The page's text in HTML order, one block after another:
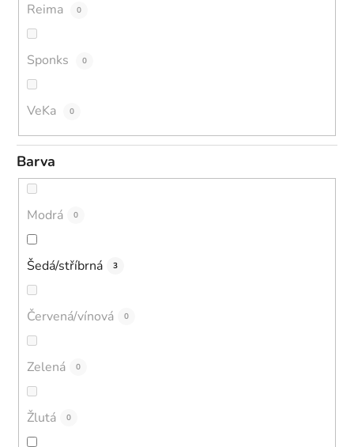
Reima 0
Sponks 0
VeKa 0
Barva
Modrá 0
Šedá/stříbrná 3
Červená/vínová 0
Zelená 0
Žlutá 0